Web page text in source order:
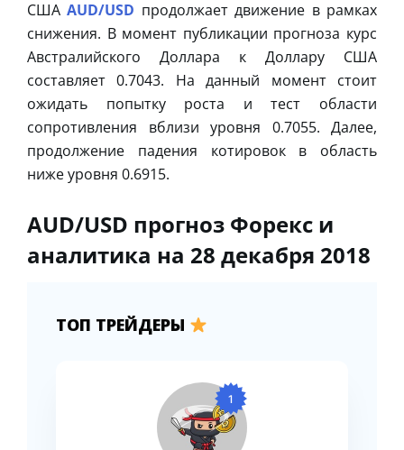
СШАAUD/USD продолжает движение в рамках
снижения. В момент публикации прогноза курс
Австралийского Доллара к Доллару США
составляет 0.7043. На данный момент стоит
ожидать попытку роста и тест области
сопротивления вблизи уровня 0.7055. Далее,
продолжение падения котировок в область
ниже уровня 0.6915.
AUD/USD прогноз Форекс и
аналитика на 28 декабря 2018
ТОП ТРЕЙДЕРЫ
1